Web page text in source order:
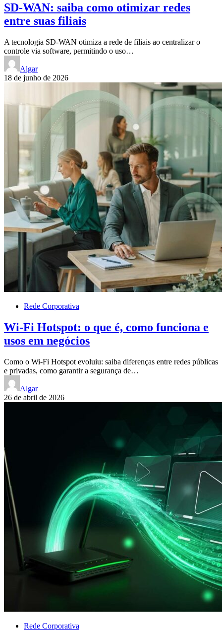
SD-WAN: saiba como otimizar redes
entre suas filiais
A tecnologia SD-WAN otimiza a rede de filiais ao centralizar o
controle via software, permitindo o uso…
Algar
18 de junho de 2026
Rede Corporativa
Wi-Fi Hotspot: o que é, como funciona e
usos em negócios
Como o Wi-Fi Hotspot evoluiu: saiba diferenças entre redes públicas
e privadas, como garantir a segurança de…
Algar
26 de abril de 2026
Rede Corporativa